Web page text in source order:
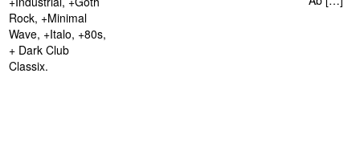
Rock, +Minimal
Wave, +Italo, +80s,
+ Dark Club
Classix.